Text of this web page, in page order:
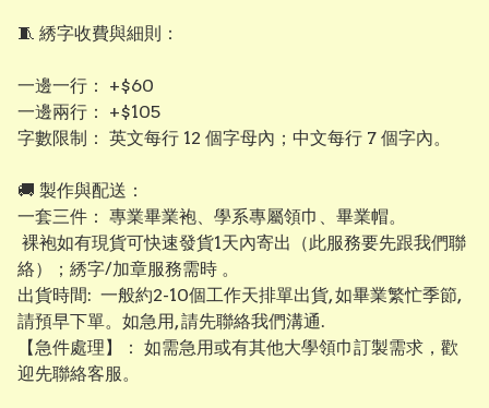
​🧵 綉字收費與細則：
​一邊一行： +$60
​一邊兩行： +$105
​字數限制： 英文每行 12 個字母內；中文每行 7 個字內。
​​🚚 製作與配送：
​一套三件： 專業畢業袍、學系專屬領巾、畢業帽。
裸袍如有現貨可快速發貨1天內寄出（此服務要先跟我們聯
絡）；綉字/加章服務需時 。
出貨時間: 一般約2-10個工作天排單出貨, 如畢業繁忙季節,
請預早下單。如急用, 請先聯絡我們溝通.
【​急件處理】： 如需急用或有其他大學領巾訂製需求，歡
迎先聯絡客服。